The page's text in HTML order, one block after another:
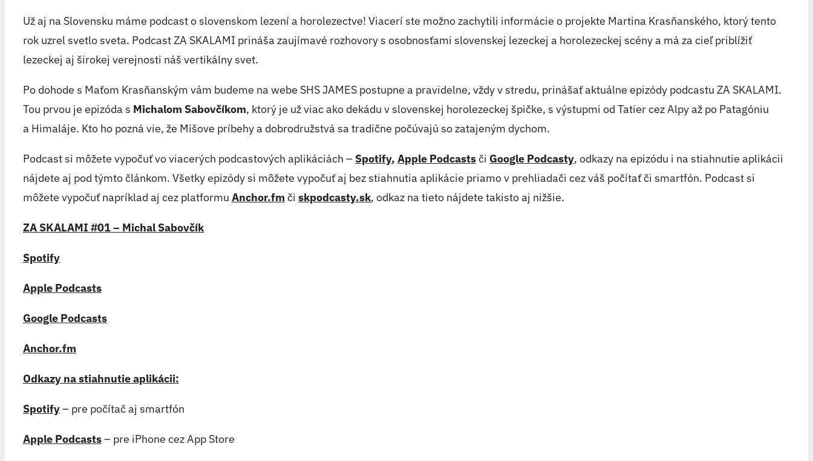
Už aj na Slovensku máme podcast o slovenskom lezení a horolezectve! Viacerí ste možno zachytili informácie o projekte Martina Krasňanského, ktorý tento
rok uzrel svetlo sveta. Podcast ZA SKALAMI prináša zaujímavé rozhovory s osobnosťami slovenskej lezeckej a horolezeckej scény a má za cieľ priblížiť
lezeckej aj širokej verejnosti náš vertikálny svet.
Po dohode s Maťom Krasňanským vám budeme na webe SHS JAMES postupne a pravidelne, vždy v stredu, prinášať aktuálne epizódy podcastu ZA SKALAMI.
Tou prvou je epizóda s Michalom Sabovčíkom, ktorý je už viac ako dekádu v slovenskej horolezeckej špičke, s výstupmi od Tatier cez Alpy až po Patagóniu
a Himaláje. Kto ho pozná vie, že Mišove príbehy a dobrodružstvá sa tradične počúvajú so zatajeným dychom.
Podcast si môžete vypočuť vo viacerých podcastových aplikáciách – Spotify, Apple Podcastsči Google Podcasty, odkazy na epizódu i na stiahnutie aplikácii
nájdete aj pod týmto článkom. Všetky epizódy si môžete vypočuť aj bez stiahnutia aplikácie priamo v prehliadači cez váš počítať či smartfón. Podcast si
môžete vypočuť napríklad aj cez platformu Anchor.fm či skpodcasty.sk, odkaz na tieto nájdete takisto aj nižšie.
ZA SKALAMI #01 – Michal Sabovčík
Spotify
Apple Podcasts
Google Podcasts
Anchor.fm
Odkazy na stiahnutie aplikácii:
Spotify– pre počítač aj smartfón
Apple Podcasts– pre iPhone cez App Store